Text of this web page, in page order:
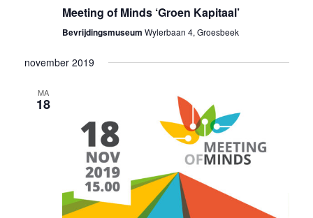
Meeting of Minds ‘Groen Kapitaal’
Bevrijdingsmuseum Wylerbaan 4, Groesbeek
november 2019
MA
18